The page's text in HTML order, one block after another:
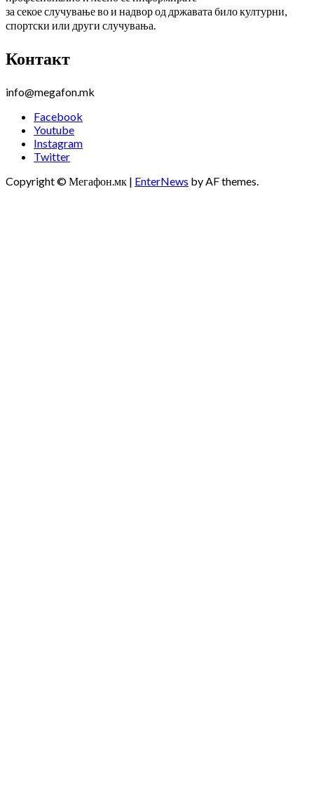
за секое случување во и надвор од државата било културни,
спортски или други случувања.
Контакт
info@megafon.mk
Facebook
Youtube
Instagram
Twitter
Copyright © Мегафон.мк | EnterNews by AF themes.